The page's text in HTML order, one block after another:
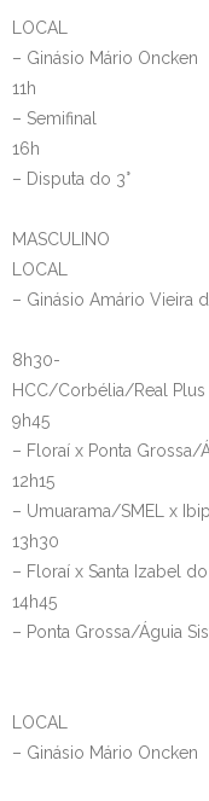
LOCAL
– Ginásio Mário Oncken
11h
– Semifinal
16h
– Disputa do 3°
MASCULINO
LOCAL
– Ginásio Amário Vieira
8h30-
HCC/Corbélia/Real
9h45
– Floraí x Ponta Grossa/
12h15
– Umuarama/SMEL x
13h30
– Floraí x Santa Izabel
14h45
– Ponta Grossa/Águia
LOCAL
– Ginásio Mário Oncken